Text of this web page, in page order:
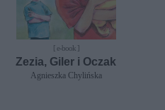
[ e-book ]
Zezia, Giler i Oczak
Agnieszka Chylińska